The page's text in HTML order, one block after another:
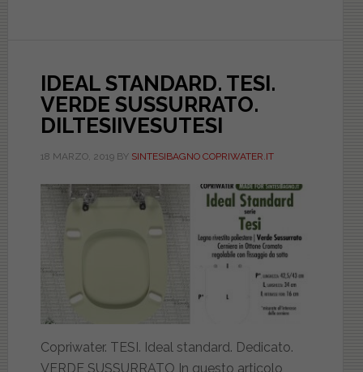
IDEAL STANDARD. TESI.
VERDE SUSSURRATO.
DILTESIIVESUTESI
18 MARZO, 2019BY SINTESIBAGNO COPRIWATER.IT
Copriwater. TESI. Ideal standard. Dedicato.
VERDE SUSSURRATO In questo articolo